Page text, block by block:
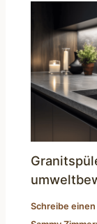
Schreibe